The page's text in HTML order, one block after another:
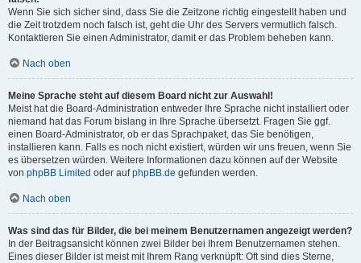
Wenn Sie sich sicher sind, dass Sie die Zeitzone richtig eingestellt haben und
die Zeit trotzdem noch falsch ist, geht die Uhr des Servers vermutlich falsch.
Kontaktieren Sie einen Administrator, damit er das Problem beheben kann.
Nach oben
Meine Sprache steht auf diesem Board nicht zur Auswahl!
Meist hat die Board-Administration entweder Ihre Sprache nicht installiert oder
niemand hat das Forum bislang in Ihre Sprache übersetzt. Fragen Sie ggf.
einen Board-Administrator, ob er das Sprachpaket, das Sie benötigen,
installieren kann. Falls es noch nicht existiert, würden wir uns freuen, wenn Sie
es übersetzen würden. Weitere Informationen dazu können auf der Website
von phpBB Limited oder aufphpBB.de gefunden werden.
Nach oben
Was sind das für Bilder, die bei meinem Benutzernamen angezeigt werden?
In der Beitragsansicht können zwei Bilder bei Ihrem Benutzernamen stehen.
Eines dieser Bilder ist meist mit Ihrem Rang verknüpft: Oft sind dies Sterne,